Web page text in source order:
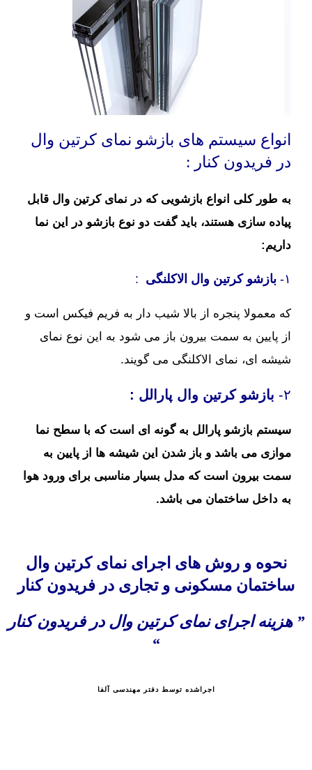
انواع سیستم های بازشو نمای کرتین وال
در فریدون کنار :
به طور کلی انواع بازشویی که در نمای کرتین وال قابل
پیاده سازی هستند، باید گفت دو نوع بازشو در این نما
داریم:
۱- بازشو کرتین وال الاکلنگی :
که معمولا پنجره از بالا شیب دار به فریم فیکس است و
از پایین به سمت بیرون باز می شود به این نوع نمای
شیشه ای، نمای الاکلنگی می گویند.
۲- بازشو کرتین وال پارالل :
سیستم بازشو پارالل به گونه ای است که با سطح نما
موازی می باشد و باز شدن این شیشه ها از پایین به
سمت بیرون است که مدل بسیار مناسبی برای ورود هوا
به داخل ساختمان می باشد.
نحوه و روش های اجرای نمای کرتین وال
ساختمان مسکونی و تجاری در فریدون کنار
” هزینه اجرای نمای کرتین وال در فریدون کنار
“
اجراشده توسط دفتر مهندسی آلفا